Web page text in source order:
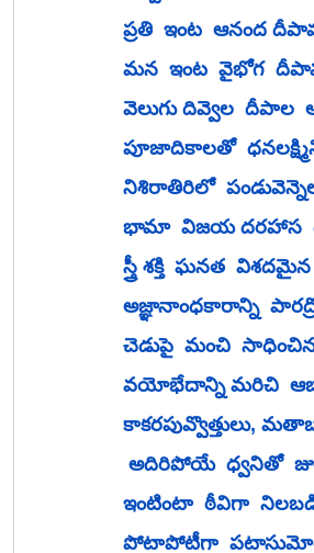
ప్రతి  ఇంట  ఆనంద
మన  ఇంట  వైభోగ
వెలుగు దివ్వెల  దీపాల
పూజాదికాలతో
నిశిరాతిరిలో
భామా  విజయ దరహాస
స్త్రీ శక్తి  ఘనత
అజ్ఞానాంధకారాన్ని
చెడుపై  మంచి
కాకరపువ్వొత్తులు,
అదిరిపోయే  ధ్వనితో
ఇంటింటా  ఠీవిగా  నిలబడి
పోటాపోటీగా